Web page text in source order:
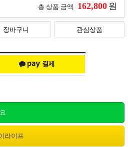
총 상품 금액 162,800 원
장바구니 관심상품
라이프